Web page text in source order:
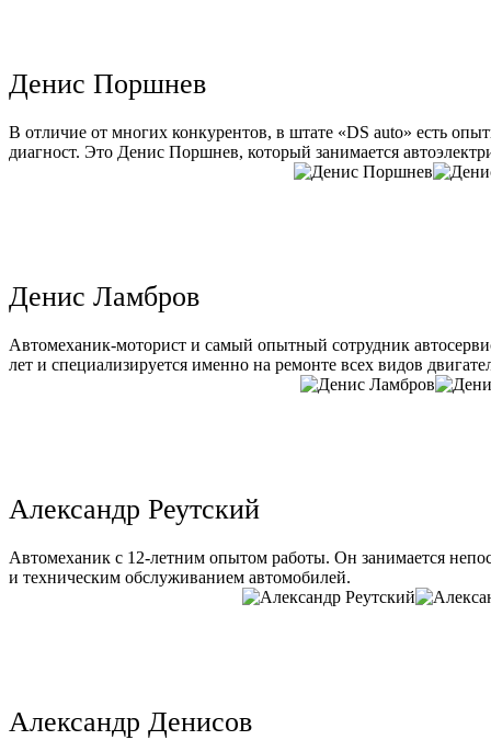
Денис Поршнев
В отличие от многих конкурентов, в штате «DS auto» есть
диагност. Это Денис Поршнев, который занимается
Денис Ламбров
Автомеханик-моторист и самый опытный сотрудник
лет и специализируется именно на ремонте всех видов
Александр Реутский
Автомеханик с 12-летним опытом работы. Он занимается
и техническим обслуживанием автомобилей.
Александр Денисов